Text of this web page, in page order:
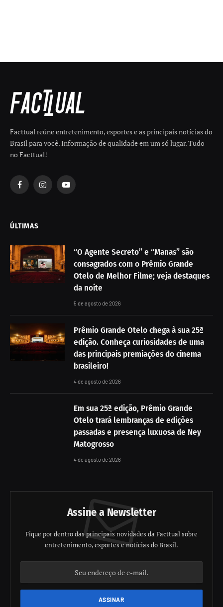
Facttual reúne entretenimento, esportes e as principais notícias do
Brasil para você. Informação de qualidade em um só lugar. Tudo
no Facttual!
FacebookInstagramYouTube
ÚLTIMAS
“O Agente Secreto” e “Manas” são
consagrados com o Prêmio Grande
Otelo de Melhor Filme; veja destaques
da noite
5 de agosto de 2026
Prêmio Grande Otelo chega à sua 25ª
edição. Conheça curiosidades de uma
das principais premiações do cinema
brasileiro!
4 de agosto de 2026
Em sua 25ª edição, Prêmio Grande
Otelo trará lembranças de edições
passadas e presença luxuosa de Ney
Matogrosso
4 de agosto de 2026
Assine a Newsletter
Fique por dentro das principais novidades da Facttual sobre
entretenimento, esportes e notícias do Brasil.